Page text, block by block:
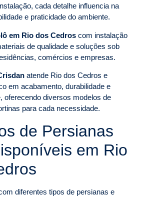
cada detalhe influencia na
e praticidade do ambiente.
em Rio dos Cedros com instalação
de qualidade e soluções sob
comércios e empresas.
atende Rio dos Cedros e
em acabamento, durabilidade e
oferecendo diversos modelos de
para cada necessidade.
de Persianas
em Rio
diferentes tipos de persianas e